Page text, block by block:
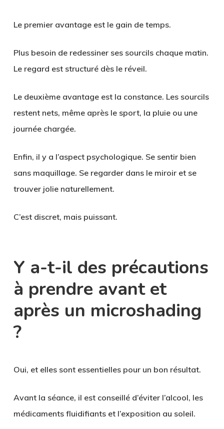
Le premier avantage est le gain de temps.
Plus besoin de redessiner ses sourcils chaque matin.
Le regard est structuré dès le réveil.
Le deuxième avantage est la constance. Les sourcils
restent nets, même après le sport, la pluie ou une
journée chargée.
Enfin, il y a l’aspect psychologique. Se sentir bien
sans maquillage. Se regarder dans le miroir et se
trouver jolie naturellement.
C’est discret, mais puissant.
Y a-t-il des précautions
à prendre avant et
après un microshading
?
Oui, et elles sont essentielles pour un bon résultat.
Avant la séance, il est conseillé d’éviter l’alcool, les
médicaments fluidifiants et l’exposition au soleil.